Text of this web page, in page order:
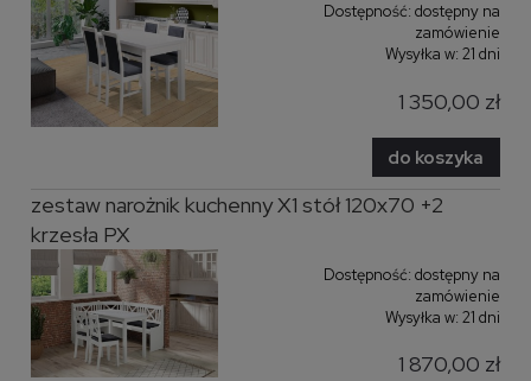
Dostępność: dostępny na
zamówienie
Wysyłka w: 21 dni
1 350,00 zł
do koszyka
zestaw narożnik kuchenny X1 stół 120x70 +2
krzesła PX
Dostępność: dostępny na
zamówienie
Wysyłka w: 21 dni
1 870,00 zł